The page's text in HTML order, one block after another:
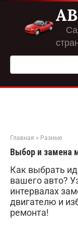
Перейти
контенту
Поиск:
Главная » Разные
Выбор и замена
Как выбрать
вашего авто?
интервалах
двигателю и
ремонта!